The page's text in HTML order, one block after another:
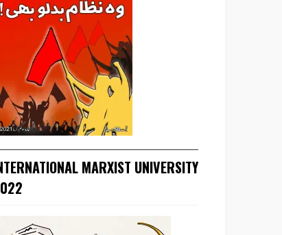
MARXIST UNIVERSITY